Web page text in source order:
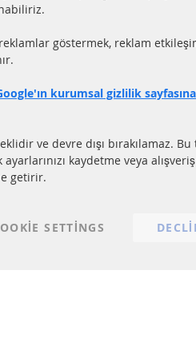
Tüm parçalar
e-mark ile homologe
MÜŞTERİ
Ödeme şekilleri
göstermek, reklam
kurumsal gizlilik sayfasına
ve devre dışı bırakılamaz.
kaydetme veya
getirir.
SETTINGS